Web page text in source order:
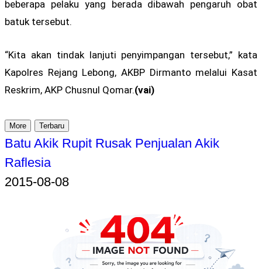
beberapa pelaku yang berada dibawah pengaruh obat
batuk tersebut.
“Kita akan tindak lanjuti penyimpangan tersebut,” kata
Kapolres Rejang Lebong, AKBP Dirmanto melalui Kasat
Reskrim, AKP Chusnul Qomar.(vai)
More Terbaru
Batu Akik Rupit Rusak Penjualan Akik
Raflesia
2015-08-08